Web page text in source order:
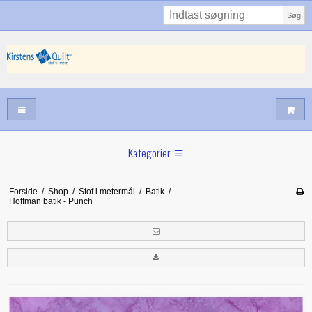
Søg
Kategorier
Juni nyt
Tilbud
Forside / Shop / Stof i metermål / Batik /
Hoffman batik - Punch